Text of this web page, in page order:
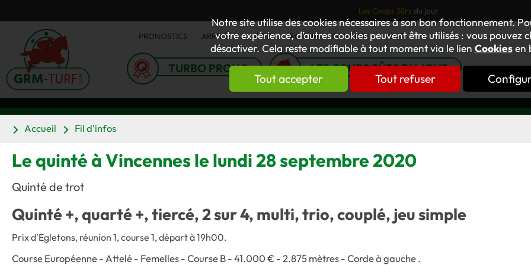
Notre site utilise des cookies nécessaires à son bon fonctionnement.
votre expérience, d’autres cookies peuvent être utilisés : vous pouvez
désactiver. Cela reste modifiable à tout moment via le lien Cookiesen
Tout accepter Tout refuser
Les Coups Sûrs du jour
PRONOSTICS ARRIVÉES ACTUS FORUM OUVRAGES GNT
TURBO PRONO LES COUPS SÛRS DU JOUR
Accueil Fil d'infos
Le quinté à Vincennes le lundi 28 septembre 2020
Quinté de trot
Quinté +, quarté +, tiercé, 2 sur 4, multi, trio, couplé, jeu simple
Prix d'Egletons, réunion 1, course 1, départ à 19h00.
Course Européenne - Attelé - Femelles - Course B - 41.000 € - 2.875 mètres - Corde à gauche.